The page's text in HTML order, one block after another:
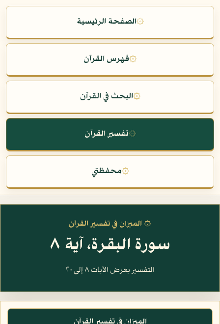
۞الصفحة الرئيسية
۞فهرس القرآن
۞البحث في القرآن
۞تفسير القرآن
۞محفظتي
۞ الميزان في تفسير القرآن
سورة البقرة، آية ٨
التفسير يعرض الآيات ٨ إلى ٢٠